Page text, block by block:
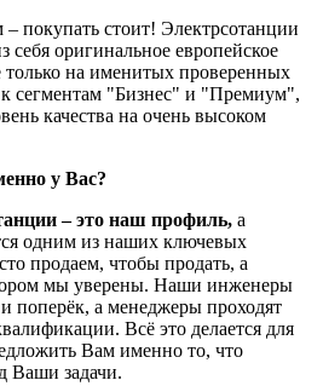
– покупать стоит! Электрсотанции
себя оригинальное европейское
только на именитых проверенных
к сегментам "Бизнес" и "Премиум",
качества на очень высоком
у Вас?
– это наш профиль, а
одним из наших ключевых
продаем, чтобы продать, а
мы уверены. Наши инженеры
и поперёк, а менеджеры проходят
Всё это делается для
Вам именно то, что
Ваши задачи.